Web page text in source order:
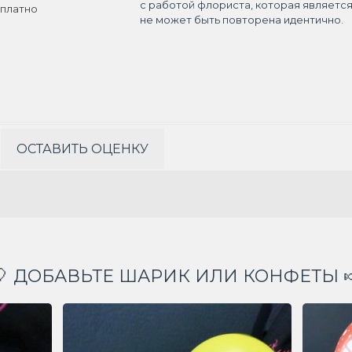
с работой флориста, которая
не может быть повторена идентично.
ОСТАВИТЬ ОЦЕНКУ
ДОБАВЬТЕ ШАРИК ИЛИ КОНФЕТЫ